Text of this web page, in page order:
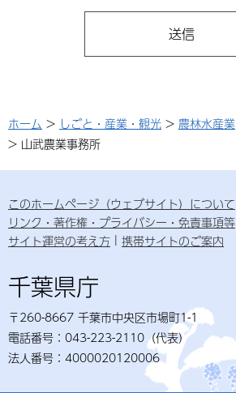
ホーム > しごと・産業・観光 > 農林水産業
> 山武農業事務所
このホームページ（ウェブサイト）について
リンク・著作権・プライバシー・免責事項等
サイト運営の考え方
携帯サイトのご案内
千葉県庁
〒260-8667 千葉市中央区市場町1-1
電話番号：043-223-2110（代表）
法人番号：4000020120006